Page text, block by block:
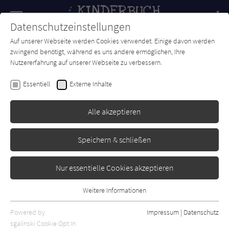
SUCHE Forum Charts Newsletter
Ingrid Uebe
Mein erstes ABC-Buch
Erschienen: Januar 2013 0
Datenschutzeinstellungen
Auf unserer Webseite werden Cookies verwendet. Einige davon werden
zwingend benötigt, während es uns andere ermöglichen, Ihre
Nutzererfahrung auf unserer Webseite zu verbessern.
Essentiell Externe Inhalte
Alle akzeptieren
Speichern & schließen
Nur essentielle Cookies akzeptieren
Essentielle Cookies werden für grundlegende Funktionen der
Webseite benötigt. Dadurch ist gewährleistet, dass die Webseite
Weitere Informationen
Powered by
sgalinski Cookie Opt In
Impressum | Datenschutz